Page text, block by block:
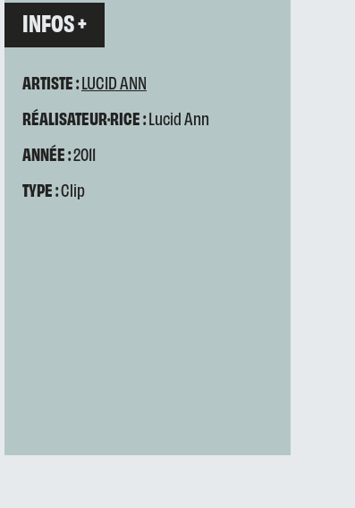
INFOS +
ARTISTE :LUCID ANN
RÉALISATEUR·RICE :Lucid Ann
ANNÉE :2011
TYPE :Clip